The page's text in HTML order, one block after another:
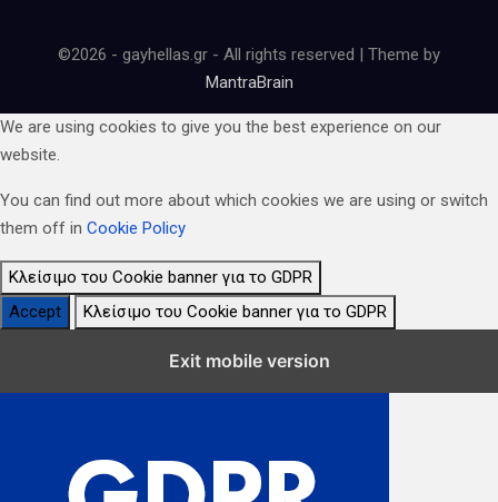
©2026 - gayhellas.gr - All rights reserved | Theme by
MantraBrain
We are using cookies to give you the best experience on our
website.
You can find out more about which cookies we are using or switch
them off in Cookie Policy
Κλείσιμο του Cookie banner για το GDPR
Accept
Κλείσιμο του Cookie banner για το GDPR
Exit mobile version